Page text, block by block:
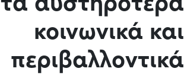
κοινωνικά και
περιβαλλοντικά